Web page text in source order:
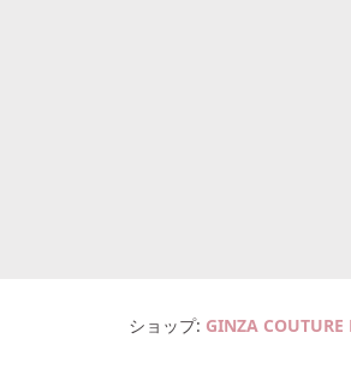
ショップ GINZA COUTURE